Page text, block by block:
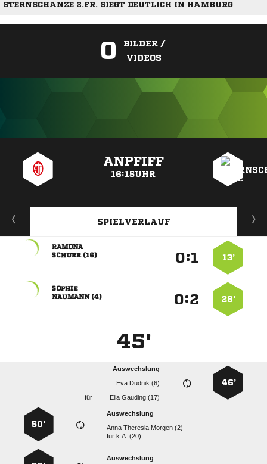
STERNSCHANZE 2.FR. SIEGT DEUTLICH IN HAMBURG
0
BILDER /
VIDEOS
ANPFIFF
16:15UHR
SPIELVERLAUF
13’
:

 
28’
:

 
45'
46’
Auswechslung
  
für
  
Auswechslung
   
fürk.A. (20)
50’
Auswechslung